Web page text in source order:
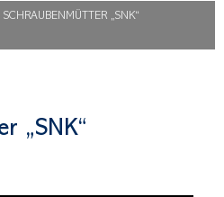
SCHRAUBENMÜTTER „SNK“
„SNK“